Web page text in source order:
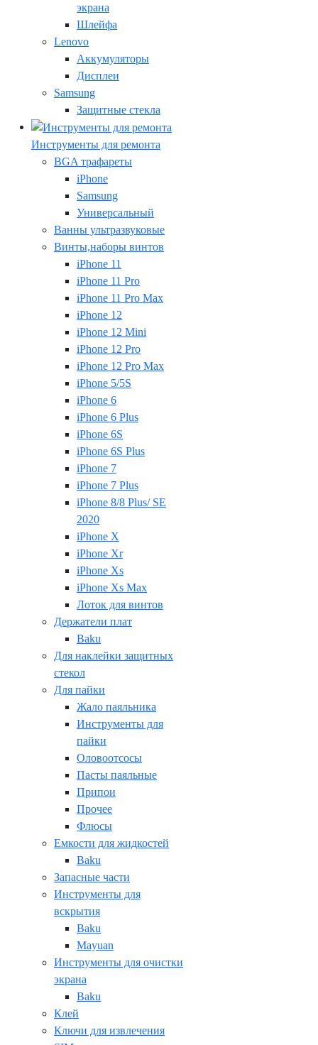
экрана
Шлейфа
Lenovo
Аккумуляторы
Дисплеи
Samsung
Защитные стекла
Инструменты для ремонта
BGA трафареты
iPhone
Samsung
Универсальный
Ванны ультразвуковые
Винты,наборы винтов
iPhone 11
iPhone 11 Pro
iPhone 11 Pro Max
iPhone 12
iPhone 12 Mini
iPhone 12 Pro
iPhone 12 Pro Max
iPhone 5/5S
iPhone 6
iPhone 6 Plus
iPhone 6S
iPhone 6S Plus
iPhone 7
iPhone 7 Plus
iPhone 8/8 Plus/ SE
2020
iPhone X
iPhone Xr
iPhone Xs
iPhone Xs Max
Лоток для винтов
Держатели плат
Baku
Для наклейки защитных
стекол
Для пайки
Жало паяльника
Инструменты для
пайки
Оловоотсосы
Пасты паяльные
Припои
Прочее
Флюсы
Емкости для жидкостей
Baku
Запасные части
Инструменты для
вскрытия
Baku
Mayuan
Инструменты для очистки
экрана
Baku
Клей
Ключи для извлечения